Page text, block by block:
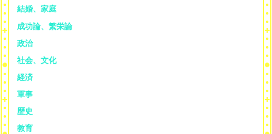
結婚、家庭
成功論、繁栄論
政治
社会、文化
経済
軍事
歴史
教育